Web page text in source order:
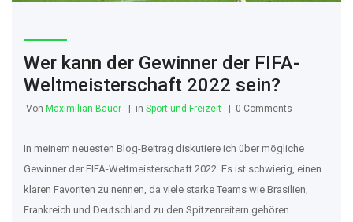
Wer kann der Gewinner der FIFA-
Weltmeisterschaft 2022 sein?
Von Maximilian Bauer in Sport und Freizeit 0 Comments
In meinem neuesten Blog-Beitrag diskutiere ich über mögliche
Gewinner der FIFA-Weltmeisterschaft 2022. Es ist schwierig, einen
klaren Favoriten zu nennen, da viele starke Teams wie Brasilien,
Frankreich und Deutschland zu den Spitzenreitern gehören.